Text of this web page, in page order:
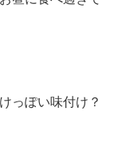
っぽい味付け？